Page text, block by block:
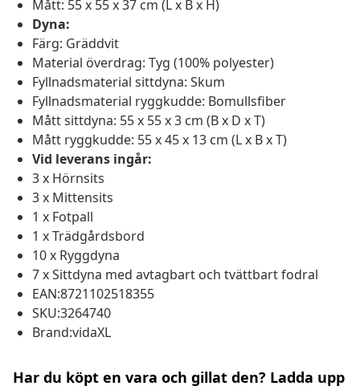
Mått: 55 x 55 x 37 cm (L x B x H)
Dyna:
Färg: Gräddvit
Material överdrag: Tyg (100% polyester)
Fyllnadsmaterial sittdyna: Skum
Fyllnadsmaterial ryggkudde: Bomullsfiber
Mått sittdyna: 55 x 55 x 3 cm (B x D x T)
Mått ryggkudde: 55 x 45 x 13 cm (L x B x T)
Vid leverans ingår:
3 x Hörnsits
3 x Mittensits
1 x Fotpall
1 x Trädgårdsbord
10 x Ryggdyna
7 x Sittdyna med avtagbart och tvättbart fodral
EAN:8721102518355
SKU:3264740
Brand:vidaXL
Har du köpt en vara och gillat den? Ladda upp